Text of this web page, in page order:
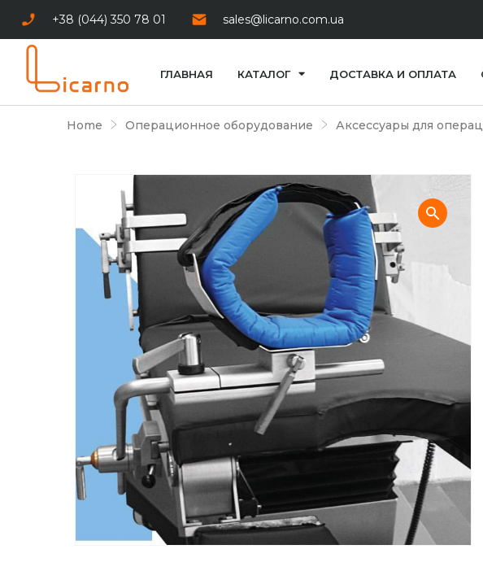
+38 (044) 350 78 01 sales@licarno.com.ua
ГЛАВНАЯ КАТАЛОГ ДОСТАВКА И ОПЛАТА
Home Операционное оборудование Аксессуары для